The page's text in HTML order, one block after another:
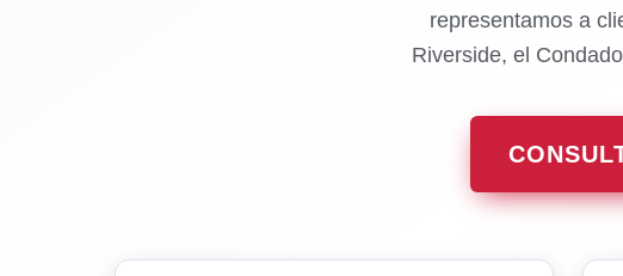
representamos a
Riverside, el